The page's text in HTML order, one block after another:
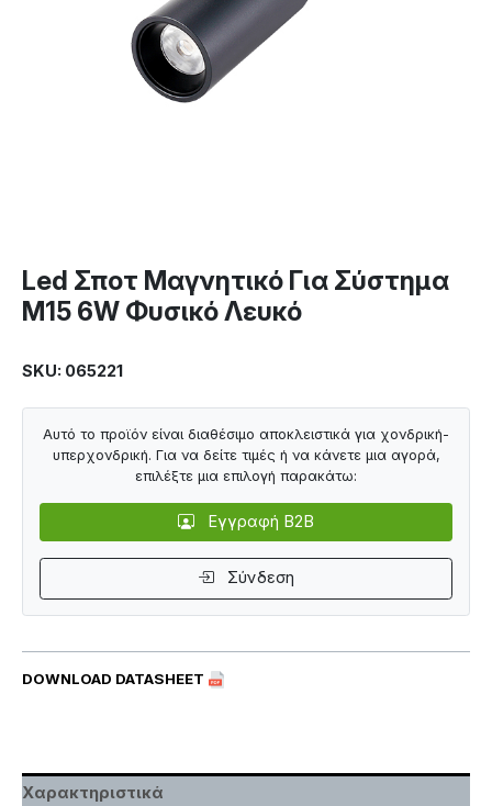
Led Σποτ Μαγνητικό Για Σύστημα
M15 6W Φυσικό Λευκό
SKU: 065221
DOWNLOAD DATASHEET
Αυτό το προϊόν είναι διαθέσιμο αποκλειστικά για χονδρική-
υπερχονδρική. Για να δείτε τιμές ή να κάνετε μια αγορά,
επιλέξτε μια επιλογή παρακάτω:
Εγγραφή B2B
Σύνδεση
Χαρακτηριστικά